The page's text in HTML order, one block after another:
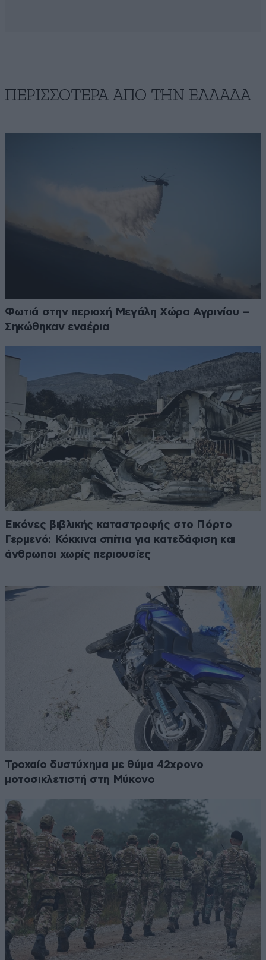
ΠΕΡΙΣΣΟΤΕΡΑ ΑΠΟ ΤΗΝ ΕΛΛΑΔΑ
Φωτιά στην περιοχή Μεγάλη Χώρα Αγρινίου –
Σηκώθηκαν εναέρια
Εικόνες βιβλικής καταστροφής στο Πόρτο
Γερμενό: Κόκκινα σπίτια για κατεδάφιση και
άνθρωποι χωρίς περιουσίες
Τροχαίο δυστύχημα με θύμα 42χρονο
μοτοσικλετιστή στη Μύκονο